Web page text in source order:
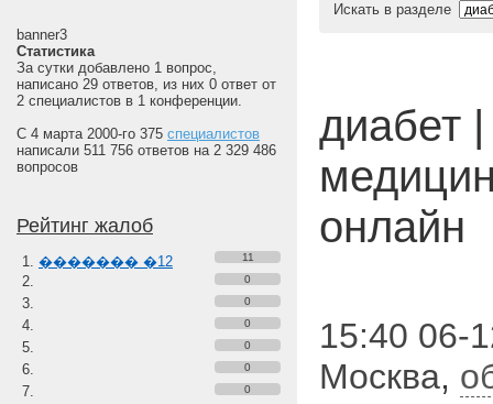
banner3
Статистика
За сутки добавлено 1 вопрос,
написано 29 ответов, из них 0 ответ от
2 специалистов в 1 конференции.
С 4 марта 2000-го 375 специалистов
написали 511 756 ответов на 2 329 486
вопросов
Рейтинг жалоб
������� �12
11
0
0
0
0
0
0
Искать в разделе
диабет
онлайн
15:40 06-
Москва,